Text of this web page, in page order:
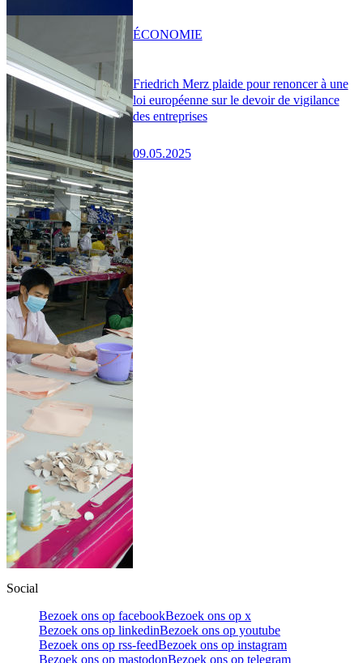
Friedrich Merz plaide pour renoncer à une
loi européenne sur le devoir de vigilance
des entreprises
09.05.2025
ÉCONOMIE
Social
Bezoek ons op facebookBezoek ons op x
Bezoek ons op linkedinBezoek ons op youtube
Bezoek ons op rss-feedBezoek ons op instagram
Bezoek ons op mastodonBezoek ons op telegram